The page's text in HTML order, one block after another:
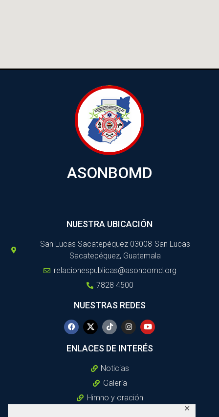
✕
ASONBOMD
NUESTRA UBICACIÓN
San Lucas Sacatepéquez 03008-San Lucas
Sacatepéquez, Guatemala
relacionespublicas@asonbomd.org
7828 4500
NUESTRAS REDES
ENLACES DE INTERÉS
Noticias
Galería
Himno y oración